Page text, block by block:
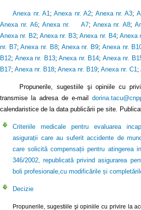
Anexa nr. A1 ;Anexa nr. A2; Anexa nr. A3;
Anexa nr. A6; Anexa nr. A7; Anexa nr. A8;
Anexa nr. B2;Anexa nr. B3;Anexa nr. B4; Anexa
nr. B7;Anexa nr. B8; Anexa nr. B9; Anexa nr.
B12; Anexa nr. B13; Anexa nr. B14; Anexa nr.
B17; Anexa nr. B18; Anexa nr. B19; Anexa nr. C1 ;
Propunerile, sugestiile şi opiniile cu
transmise la adresa de e-mail
calendaristice de la data publicării pe site.
Criteriile medicale pentru evaluarea
asigurații care au suferit accidente de
care solicită compensații pentru atingerea
346/2002, republicată privind asigurarea
boli profesionale,cu modificările și
Decizie
Propunerile, sugestiile şi opiniile cu privire la